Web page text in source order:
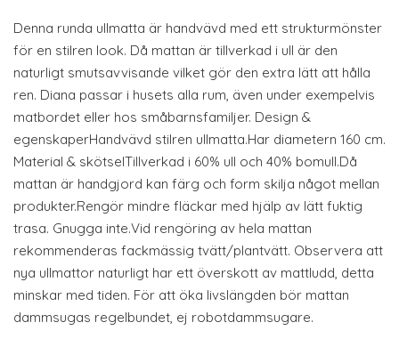
Denna runda ullmatta är handvävd med ett strukturmönster
för en stilren look. Då mattan är tillverkad i ull är den
naturligt smutsavvisande vilket gör den extra lätt att hålla
ren. Diana passar i husets alla rum, även under exempelvis
matbordet eller hos småbarnsfamiljer. Design &
egenskaperHandvävd stilren ullmatta.Har diametern 160 cm.
Material & skötselTillverkad i 60% ull och 40% bomull.Då
mattan är handgjord kan färg och form skilja något mellan
produkter.Rengör mindre fläckar med hjälp av lätt fuktig
trasa. Gnugga inte.Vid rengöring av hela mattan
rekommenderas fackmässig tvätt/plantvätt. Observera att
nya ullmattor naturligt har ett överskott av mattludd, detta
minskar med tiden. För att öka livslängden bör mattan
dammsugas regelbundet, ej robotdammsugare.